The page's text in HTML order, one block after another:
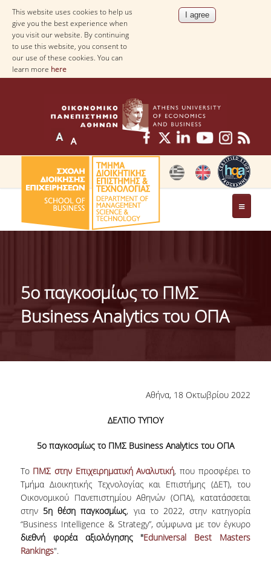
This website uses cookies to help us
give you the best experience when
you visit our website. By continuing
to use this website, you consent to
our use of these cookies. You can
learn more here
THE DEPARTMENT
IDENTITY OF THE DEPARTMENT
MISSION OF THE DEPARTMENT
ADMINISTRATION
FACULTY AND STAFF
FACULTY OF THE DEPARTMENT
RESIDENT FACULTY MEMBERS
HONONARY DOCTORATES
5ο παγκοσμίως το ΠΜΣ
Business Analytics του ΟΠΑ
Αθήνα, 18 Οκτωβρίου 2022
ΔΕΛΤΙΟ ΤΥΠΟΥ
5οπαγκοσμίως το ΠΜΣ Business Analytics του ΟΠΑ
Το ΠΜΣ στην Επιχειρηματική Αναλυτική, που προσφέρει το
Τμήμα Διοικητικής Τεχνολογίας και Επιστήμης (ΔΕΤ), του
Οικονομικού Πανεπιστημίου Αθηνών (ΟΠΑ), κατατάσσεται
στην 5ηθέση παγκοσμίως, για το 2022, στην κατηγορία
“Business Intelligence & Strategy”, σύμφωνα με τον έγκυρο
διεθνή φορέα αξιολόγησης "Eduniversal Best Masters
Rankings".